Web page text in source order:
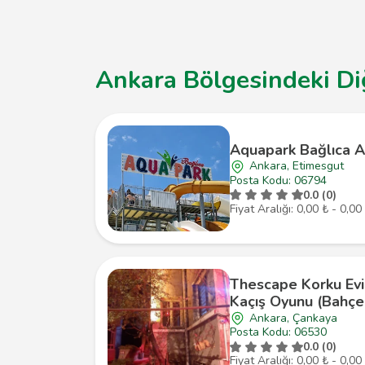
Ankara Bölgesindeki
Aquapark Bağlıca
Ankara, Etimesgut
Posta Kodu: 06794
0.0 (0)
Fiyat Aralığı: 0,00 ₺ - 0,00
Thescape Korku
Kaçış Oyunu
Ankara, Çankaya
Posta Kodu: 06530
0.0 (0)
Fiyat Aralığı: 0,00 ₺ - 0,00